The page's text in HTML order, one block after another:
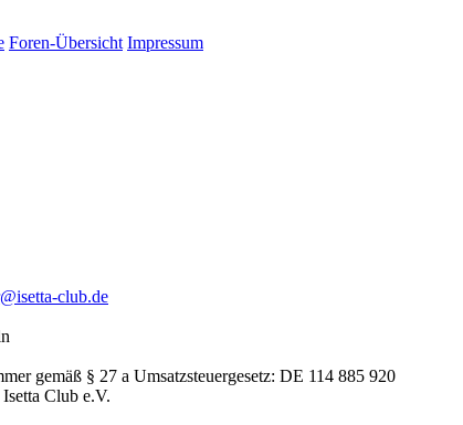
Foren-Übersicht Impressum
club.de
gemäß § 27 a Umsatzsteuergesetz: DE 114 885 920
Club e.V.